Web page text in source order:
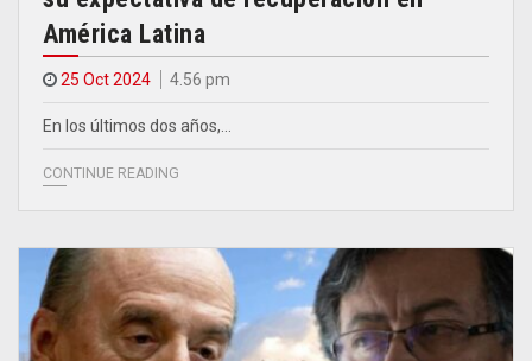
América Latina
25 Oct 2024 4.56 pm
En los últimos dos años,…
CONTINUE READING